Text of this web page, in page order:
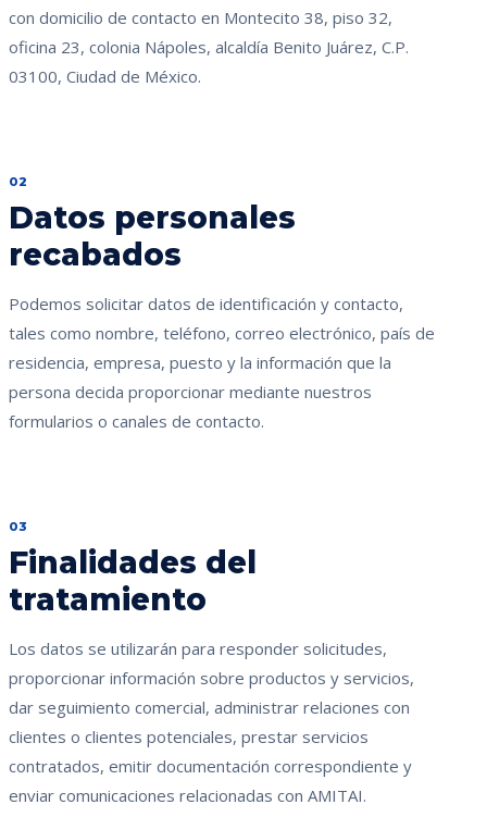
con domicilio de contacto en Montecito 38, piso 32,
oficina 23, colonia Nápoles, alcaldía Benito Juárez, C.P.
03100, Ciudad de México.
02
Datos personales
recabados
Podemos solicitar datos de identificación y contacto,
tales como nombre, teléfono, correo electrónico, país de
residencia, empresa, puesto y la información que la
persona decida proporcionar mediante nuestros
formularios o canales de contacto.
03
Finalidades del
tratamiento
Los datos se utilizarán para responder solicitudes,
proporcionar información sobre productos y servicios,
dar seguimiento comercial, administrar relaciones con
clientes o clientes potenciales, prestar servicios
contratados, emitir documentación correspondiente y
enviar comunicaciones relacionadas con AMITAI.